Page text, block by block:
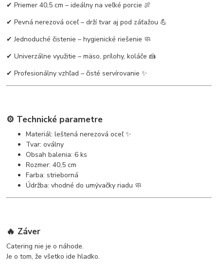
✔ Priemer 40,5 cm – ideálny na veľké porcie 🍖
✔ Pevná nerezová oceľ – drží tvar aj pod záťažou 💪
✔ Jednoduché čistenie – hygienické riešenie 🧼
✔ Univerzálne využitie – mäso, prílohy, koláče 🍰
✔ Profesionálny vzhľad – čisté servírovanie ✨
⚙️ Technické parametre
Materiál: leštená nerezová oceľ ✨
Tvar: oválny
Obsah balenia: 6 ks
Rozmer: 40,5 cm
Farba: strieborná
Údržba: vhodné do umývačky riadu 🧼
🔥 Záver
Catering nie je o náhode.
Je o tom, že všetko ide hladko.